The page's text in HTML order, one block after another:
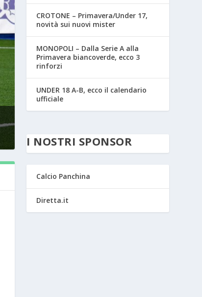
CROTONE – Primavera/Under 17,
novità sui nuovi mister
MONOPOLI – Dalla Serie A alla
Primavera biancoverde, ecco 3
rinforzi
UNDER 18 A-B, ecco il calendario
ufficiale
I NOSTRI SPONSOR
Calcio Panchina
Diretta.it